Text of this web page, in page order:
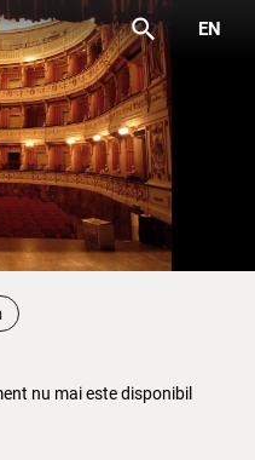
search EN
nu mai este disponibil